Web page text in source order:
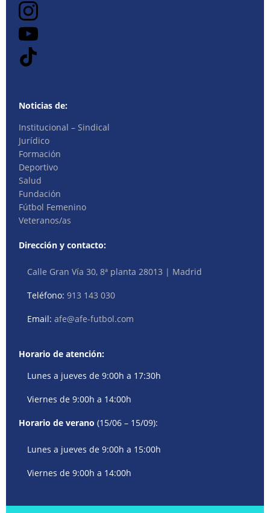
Noticias de:
Institucional – Sindical
Jurídico
Formación
Deportivo
Salud
Fundación
Fútbol Femenino
Veteranos/as
Dirección y contacto:
Calle Gran Vía 30, 8ª planta 28013 | Madrid
Teléfono:913 143 030
Email:afe@afe-futbol.com
Horario de atención:
Lunes a jueves de 9:00h a 17:30h
Viernes de 9:00h a 14:00h
Horario de verano (15/06 – 15/09):
Lunes a jueves de 9:00h a 15:00h
Viernes de 9:00h a 14:00h